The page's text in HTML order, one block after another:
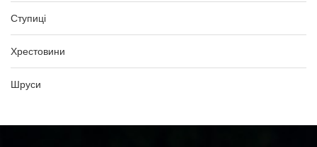
Ступиці
Хрестовини
Шруси